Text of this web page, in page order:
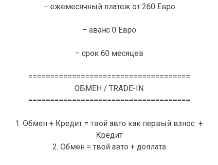
– ежемесячный платеж от 260 Евро
– аванс 0 Евро
– срок 60 месяцев
=====================================
ОБМЕН / TRADE-IN
=====================================
1. Обмен + Кредит = твой авто как первый взнос +
Кредит
2. Обмен = твой авто + доплата